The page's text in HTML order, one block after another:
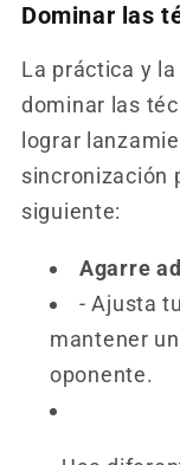
Dominar las
La práctica y
dominar las
lograr
sincronización
siguiente:
Agarre
- Ajusta
mantener
oponente.